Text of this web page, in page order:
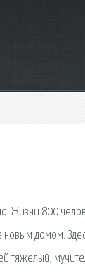
Жизни 800
новым домом.